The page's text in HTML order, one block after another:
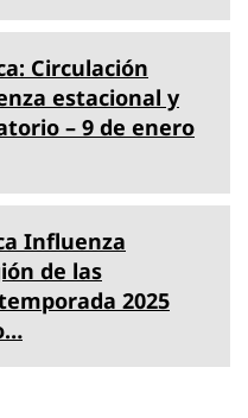
Circulación
estacional y
– 9 de enero
Influenza
de las
2025